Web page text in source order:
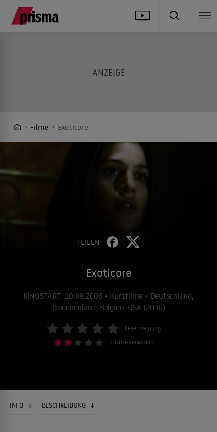
Filme Exoticore
TEILEN
Exoticore
KINOSTART: 10.08.2006 • Kurzfilme • Deutschland,
Griechenland, Belgien, USA (2006)
Lesermeinung
prisma-Redaktion
INFO BESCHREIBUNG